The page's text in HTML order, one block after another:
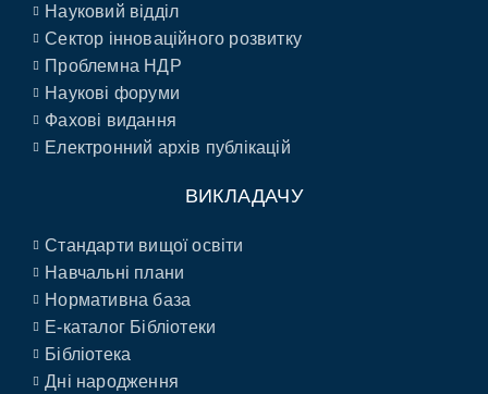
Науковий відділ
Сектор інноваційного розвитку
Проблемна НДР
Наукові форуми
Фахові видання
Електронний архів публікацій
ВИКЛАДАЧУ
Стандарти вищої освіти
Навчальні плани
Нормативна база
E-каталог Бібліотеки
Бібліотека
Дні народження